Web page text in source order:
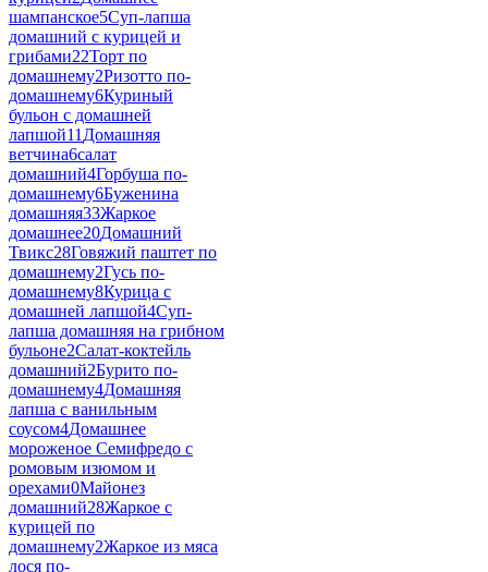
шампанское5Суп-лапша
домашний с курицей и
грибами22Торт по
домашнему2Ризотто по-
домашнему6Куриный
бульон с домашней
лапшой11 Домашняя
ветчина6салат
домашний4Горбуша по-
домашнему6Буженина
домашняя33Жаркое
домашнее20Домашний
Твикс28Говяжий паштет по
домашнему2Гусь по-
домашнему8Курица с
домашней лапшой4Суп-
лапша домашняя на грибном
бульоне2Салат-коктейль
домашний2Бурито по-
домашнему4Домашняя
лапша с ванильным
соусом4Домашнее
мороженое Семифредо с
ромовым изюмом и
орехами0Майонез
домашний28Жаркое с
курицей по
домашнему2Жаркое из мяса
лося по-